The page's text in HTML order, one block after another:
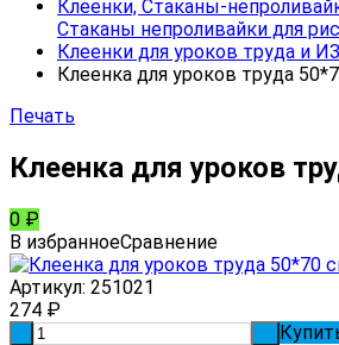
Клеенки, Стаканы-
Стаканы непроливайки для
Клеенки для уроков труда и
Клеенка для уроков труда
Печать
Клеенка для уроков
0 ₽
В избранноеСравнение
Артикул: 251021
274 ₽